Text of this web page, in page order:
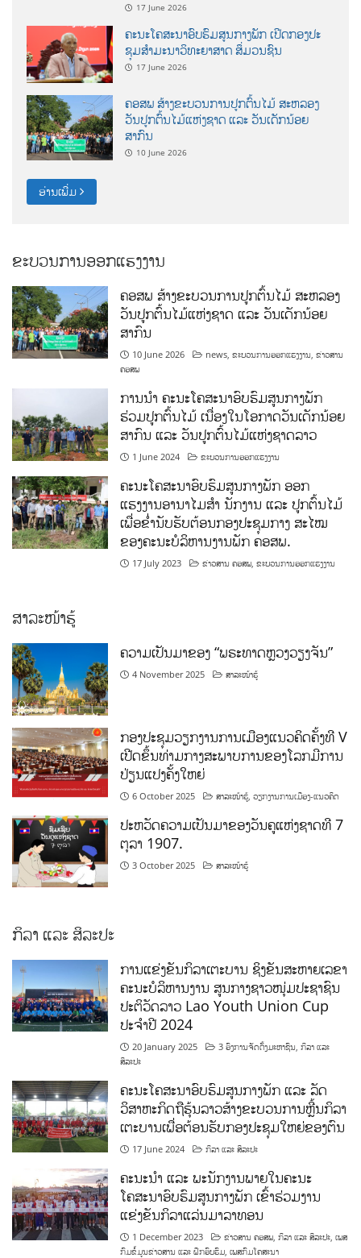
17 June 2026
ຄະນະໂຄສະນາອົບຮົມສູນກາງພັກ ເປີດກອງປະ
ຊຸມສຳມະນາວິທະຍາສາດ ສຶ່ມວນຊົນ
17 June 2026
ຄອສພ ສ້າງຂະບວນການປູກຕົ້ນໄມ້ ສະຫລອງ
ວັນປູກຕົ້ນໄມ້ແຫ່ງຊາດ ແລະ ວັນເດັກນ້ອຍ
ສາກົນ
10 June 2026
ອ່ານເພີ່ມ
ຂະບວນການອອກແຮງງານ
ຄອສພ ສ້າງຂະບວນການປູກຕົ້ນໄມ້ ສະຫລອງ
ວັນປູກຕົ້ນໄມ້ແຫ່ງຊາດ ແລະ ວັນເດັກນ້ອຍ
ສາກົນ
10 June 2026 news,ຂະບວນການອອກແຮງງານ,ຂ່າວສານ
ຄອສພ
ການນໍາ ຄະນະໂຄສະນາອົບຮົມສູນກາງພັກ
ຮ່ວມປູກຕົ້ນໄມ້ ເນື່ອງໃນໂອກາດວັນເດັກນ້ອຍ
ສາກົນ ແລະ ວັນປູກຕົ້ນໄມ້ແຫ່ງຊາດລາວ
1 June 2024 ຂະບວນການອອກແຮງງານ
ຄະນະໂຄສະນາອົບຮົມສູນກາງພັກ ອອກ
ແຮງງານອານາໄມສໍາ ນັກງານ ແລະ ປູກຕົ້ນໄມ້
ເພື່ອຂໍ່ານັບຮັບຕ້ອນກອງປະຊຸມກາງ ສະໄໝ
ຂອງຄະນະບໍລິຫານງານພັກ ຄອສພ.
17 July 2023 ຂ່າວສານ ຄອສພ,ຂະບວນການອອກແຮງງານ
ສາລະໜ້າຮູ້
ຄວາມເປັນມາຂອງ “ພຣະທາດຫຼວງວຽງຈັນ”
4 November 2025 ສາລະໜ້າຮູ້
ກອງປະຊຸມວຽກງານການເມືອງແນວຄິດຄັ້ງທີ V
ເປີດຂຶ້ນທ່າມກາງສະພາບການຂອງໂລກມີການ
ປ່ຽນແປງຄັ້ງໃຫຍ່
6 October 2025 ສາລະໜ້າຮູ້ ,ວຽກງານການເມືອງ-ແນວຄິດ
ປະຫວັດຄວາມເປັນມາຂອງວັນຄູແຫ່ງຊາດທີ 7
ຕຸລາ 1907.
3 October 2025 ສາລະໜ້າຮູ້
ກິລາ ແລະ ສິລະປະ
ການແຂ່ງຂັນກິລາເຕະບານ ຊິງຂັນສະຫາຍເລຂາ
ຄະນະບໍລິຫານງານ ສູນກາງຊາວໜຸ່ມປະຊາຊົນ
ປະຕິວັດລາວ Lao Youth Union Cup
ປະຈຳປີ 2024
20 January 2025 3 ອົງການຈັດຕັ້ງມະຫາຊົນ ,ກິລາ ແລະ
ສິລະປະ
ຄະນະໂຄສະນາອົບຮົມສູນກາງພັກ ແລະ ລັດ
ວິສາຫະກິດຖືຮຸ້ນລາວສ້າງຂະບວນການຫຼີ້ນກິລາ
ເຕະບານເພື່ອຕ້ອນຮັບກອງປະຊຸມໃຫຍ່ຂອງຕົນ
17 June 2024 ກິລາ ແລະ ສິລະປະ
ຄະນະນຳ ແລະ ພະນັກງານພາຍໃນຄະນະ
ໂຄສະນາອົບຮົມສູນກາງພັກ ເຂົ້າຮ່ວມງານ
ແຂ່ງຂັນກິລາແລ່ນມາລາທອນ
1 December 2023 ຂ່າວສານ ຄອສພ ,ກິລາ ແລະ ສິລະປະ ,ເພສ
ກົມຂໍ້ມູນຂ່າວສານ ແລະ ຝຶກອົບຮົມ ,ເພສກົມໂຄສະນາ